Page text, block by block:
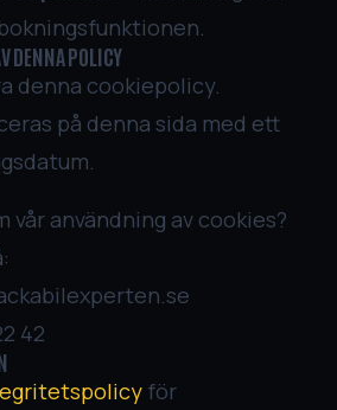
DENNA POLICY
denna cookiepolicy.
på denna sida med ett
vår användning av cookies?
42
för